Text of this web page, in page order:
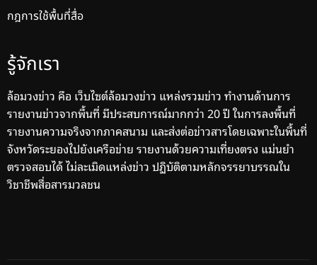
กฎการใช้พื้นที่สื่อ
รู้จักเรา
ล้อมวงข่าว คือ เว็บไซต์ล้อมวงข่าว แหล่งรวมข่าว ทำงานด้านการ
รายงานข่าวจากพื้นที่ มีประสบการณ์มากกว่า 20 ปี ในการลงพื้นที่
รายงานความจริงจากภาคสนาม และส่งต่อข่าวสารโดยเฉพาะในพื้นที่
จังหวัดระยองไปยังเครือข่าย รายงานด้วยความเที่ยงตรง แม่นยำ
ตรวจสอบได้ ไม่ละเมิดแหล่งข่าว ปฏิบัติตามหลักจรรยาบรรณใน
วิชาชีพสื่อสารมวลชน